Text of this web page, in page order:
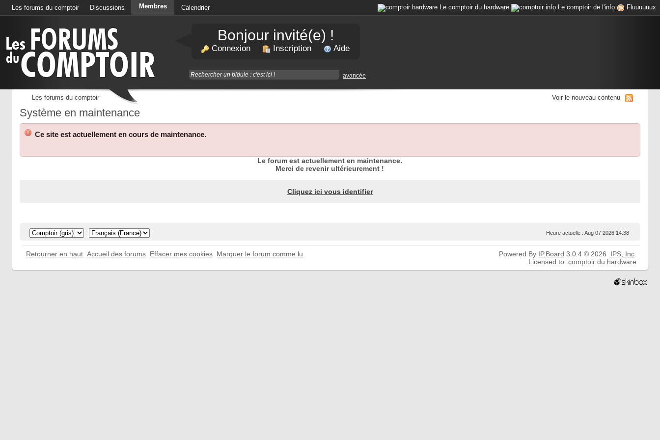
Les forums du comptoir Discussions Membres Calendrier Le comptoir du hardware Le comptoir de l'info Fluuuuuux
Bonjour invité(e) !
Connexion Inscription Aide
avancée
Les forums du comptoir Voir le nouveau contenu
Système en maintenance
Ce site est actuellement en cours de maintenance.
Le forum est actuellement en maintenance.
Merci de revenir ultérieurement !
Cliquez ici vous identifier
Heure actuelle : Aug 07 2026 14:38
Retourner en haut Accueil des forums Effacer mes cookies Marquer le forum comme lu Powered By IP.Board 3.0.4 © 2026 IPS, Inc.
Licensed to: comptoir du hardware